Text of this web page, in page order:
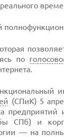
по
(СПиК) 5
предприятий
СПб) и
— на